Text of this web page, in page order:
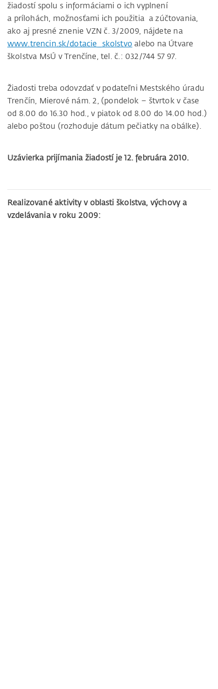
žiadostí spolu s informáciami o ich vyplnení
a prílohách, možnosťami ich použitia a zúčtovania,
ako aj presné znenie VZN č. 3/2009, nájdete na
www.trencin.sk/dotacie_skolstvo alebo na Útvare
školstva MsÚ v Trenčíne, tel. č.: 032/744 57 97.
Žiadosti treba odovzdať v podateľni Mestského úradu
Trenčín, Mierové nám. 2, (pondelok – štvrtok v čase
od 8.00 do 16.30 hod., v piatok od 8.00 do 14.00 hod.)
alebo poštou (rozhoduje dátum pečiatky na obálke).
Uzávierka prijímania žiadostí je 12. februára 2010.
Realizované aktivity v oblasti školstva, výchovy a
vzdelávania v roku 2009: